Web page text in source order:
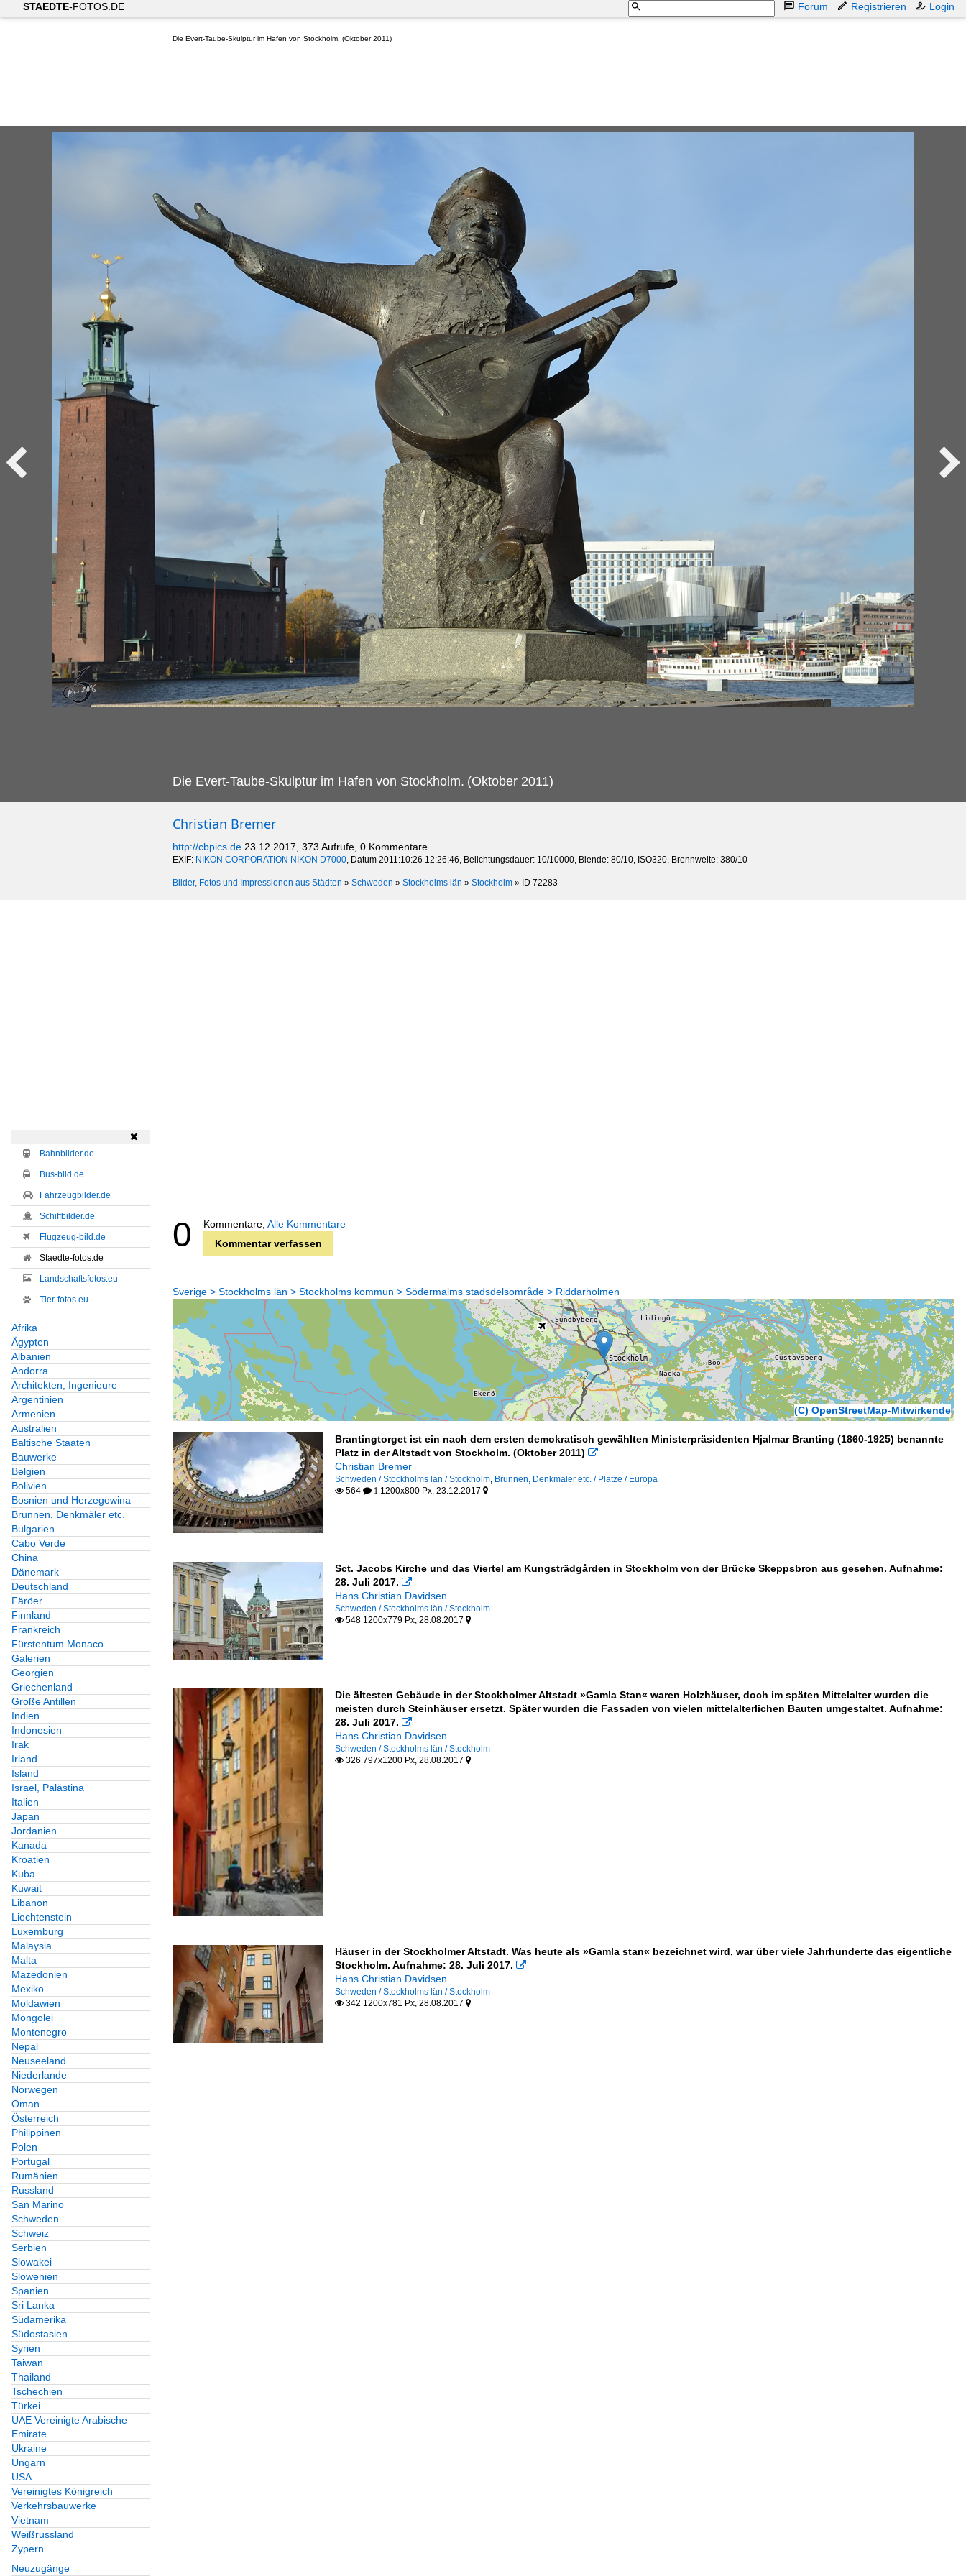
STAEDTE-FOTOS.DE Forum Registrieren Login
Die Evert-Taube-Skulptur im Hafen von Stockholm. (Oktober 2011)
Die Evert-Taube-Skulptur im Hafen von Stockholm. (Oktober 2011)
Christian Bremer
http://cbpics.de 23.12.2017, 373 Aufrufe, 0 Kommentare
EXIF: NIKON CORPORATION NIKON D7000, Datum 2011:10:26 12:26:46, Belichtungsdauer: 10/10000, Blende: 80/10, ISO320, Brennweite: 380/10
Bilder, Fotos und Impressionen aus Städten » Schweden » Stockholms län » Stockholm » ID 72283

Bahnbilder.de
Bus-bild.de
Fahrzeugbilder.de
Schiffbilder.de
Flugzeug-bild.de
Staedte-fotos.de
Landschaftsfotos.eu
Tier-fotos.eu
Afrika
Ägypten
Albanien
Andorra
Architekten, Ingenieure
Argentinien
Armenien
Australien
Baltische Staaten
Bauwerke
Belgien
Bolivien
Bosnien und Herzegowina
Brunnen, Denkmäler etc.
Bulgarien
Cabo Verde
China
Dänemark
Deutschland
Färöer
Finnland
Frankreich
Fürstentum Monaco
Galerien
Georgien
Griechenland
Große Antillen
Indien
Indonesien
Irak
Irland
Island
Israel, Palästina
Italien
Japan
Jordanien
Kanada
Kroatien
Kuba
Kuwait
Libanon
Liechtenstein
Luxemburg
Malaysia
Malta
Mazedonien
Mexiko
Moldawien
Mongolei
Montenegro
Nepal
Neuseeland
Niederlande
Norwegen
Oman
Österreich
Philippinen
Polen
Portugal
Rumänien
Russland
San Marino
Schweden
Schweiz
Serbien
Slowakei
Slowenien
Spanien
Sri Lanka
Südamerika
Südostasien
Syrien
Taiwan
Thailand
Tschechien
Türkei
UAE Vereinigte Arabische
Emirate
Ukraine
Ungarn
USA
Vereinigtes Königreich
Verkehrsbauwerke
Vietnam
Weißrussland
Zypern
Neuzugänge
0 Kommentare, Alle Kommentare
Kommentar verfassen
Sverige > Stockholms län > Stockholms kommun > Södermalms stadsdelsområde > Riddarholmen
(C) OpenStreetMap-Mitwirkende
Brantingtorget ist ein nach dem ersten demokratisch gewählten Ministerpräsidenten Hjalmar Branting (1860-1925) benannte
Platz in der Altstadt von Stockholm. (Oktober 2011) 
Christian Bremer
Schweden / Stockholms län / Stockholm, Brunnen, Denkmäler etc. / Plätze / Europa
564  1 1200x800 Px, 23.12.2017 
Sct. Jacobs Kirche und das Viertel am Kungsträdgården in Stockholm von der Brücke Skeppsbron aus gesehen. Aufnahme:
28. Juli 2017. 
Hans Christian Davidsen
Schweden / Stockholms län / Stockholm
548 1200x779 Px, 28.08.2017 
Die ältesten Gebäude in der Stockholmer Altstadt »Gamla Stan« waren Holzhäuser, doch im späten Mittelalter wurden die
meisten durch Steinhäuser ersetzt. Später wurden die Fassaden von vielen mittelalterlichen Bauten umgestaltet. Aufnahme:
28. Juli 2017. 
Hans Christian Davidsen
Schweden / Stockholms län / Stockholm
326 797x1200 Px, 28.08.2017 
Häuser in der Stockholmer Altstadt. Was heute als »Gamla stan« bezeichnet wird, war über viele Jahrhunderte das eigentliche
Stockholm. Aufnahme: 28. Juli 2017. 
Hans Christian Davidsen
Schweden / Stockholms län / Stockholm
342 1200x781 Px, 28.08.2017 